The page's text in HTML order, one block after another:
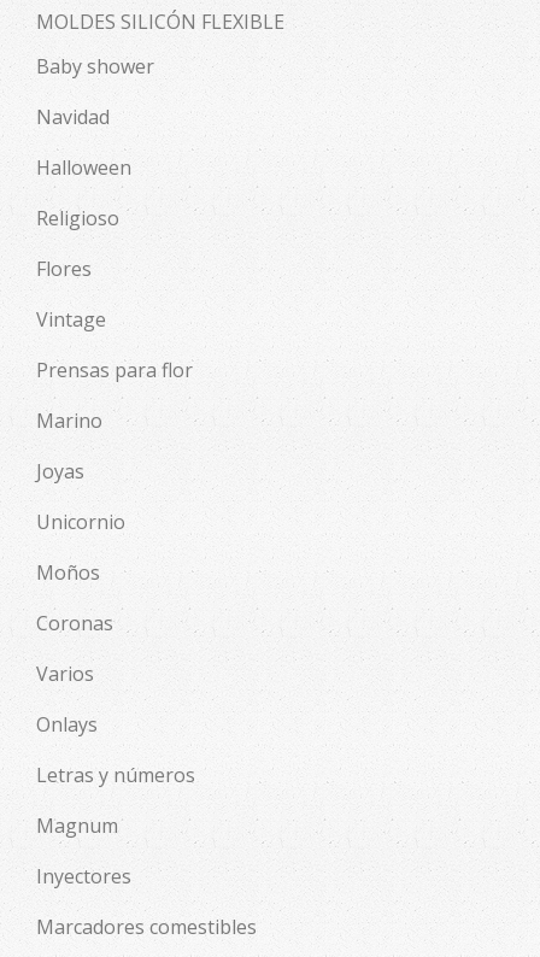
MOLDES SILICÓN FLEXIBLE
Baby shower
Navidad
Halloween
Religioso
Flores
Vintage
Prensas para flor
Marino
Joyas
Unicornio
Moños
Coronas
Varios
Onlays
Letras y números
Magnum
Inyectores
Marcadores comestibles